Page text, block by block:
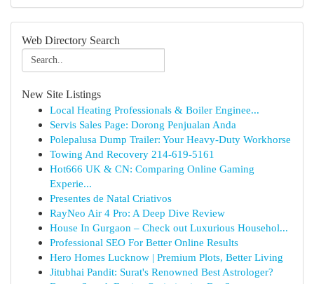
Web Directory Search
New Site Listings
Local Heating Professionals & Boiler Enginee...
Servis Sales Page: Dorong Penjualan Anda
Polepalusa Dump Trailer: Your Heavy-Duty Workhorse
Towing And Recovery 214-619-5161
Hot666 UK & CN: Comparing Online Gaming
Experie...
Presentes de Natal Criativos
RayNeo Air 4 Pro: A Deep Dive Review
House In Gurgaon – Check out Luxurious Househol...
Professional SEO For Better Online Results
Hero Homes Lucknow | Premium Plots, Better Living
Jitubhai Pandit: Surat's Renowned Best Astrologer?